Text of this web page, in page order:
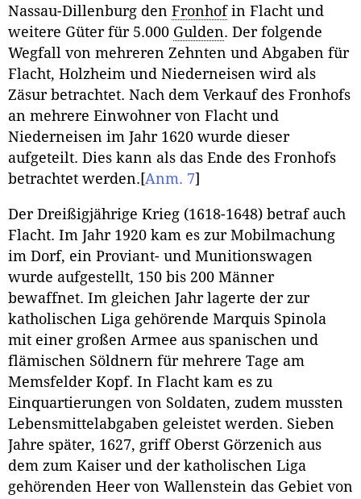
Nassau-Dillenburg den Fronhofin Flacht und
weitere Güter für 5.000 Gulden. Der folgende
Wegfall von mehreren Zehnten und Abgaben für
Flacht, Holzheim und Niederneisen wird als
Zäsur betrachtet. Nach dem Verkauf des Fronhofs
an mehrere Einwohner von Flacht und
Niederneisen im Jahr 1620 wurde dieser
aufgeteilt. Dies kann als das Ende des Fronhofs
betrachtet werden. [Anm. 7]
Der Dreißigjährige Krieg (1618-1648) betraf auch
Flacht. Im Jahr 1920 kam es zur Mobilmachung
im Dorf, ein Proviant- und Munitionswagen
wurde aufgestellt, 150 bis 200 Männer
bewaffnet. Im gleichen Jahr lagerte der zur
katholischen Liga gehörende Marquis Spinola
mit einer großen Armee aus spanischen und
flämischen Söldnern für mehrere Tage am
Memsfelder Kopf. In Flacht kam es zu
Einquartierungen von Soldaten, zudem mussten
Lebensmittelabgaben geleistet werden. Sieben
Jahre später, 1627, griff Oberst Görzenich aus
dem zum Kaiser und der katholischen Liga
gehörenden Heer von Wallenstein das Gebiet von